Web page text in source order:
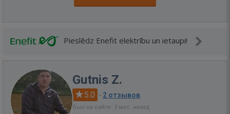
Pieslēdz Enefit elektrību un ietaupi!
Gutnis Z.
5.0 · 2 отзывов
Был на сайте: 3 мес. назад